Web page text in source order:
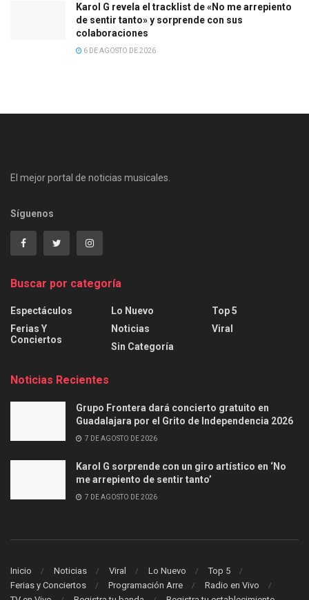
Karol G revela el tracklist de «No me arrepiento
de sentir tanto» y sorprende con sus
colaboraciones
6 DE AGOSTO DE 2026
El mejor portal de noticias musicales.
Síguenos
Buscar por categoría
Espectáculos
Ferias Y
Conciertos
Lo Nuevo
Noticias
Sin Categoría
Top 5
Viral
Noticias Recientes
Grupo Frontera dará concierto gratuito en
Guadalajara por el Grito de Independencia 2026
7 DE AGOSTO DE 2026
Karol G sorprende con un giro artístico en ‘No
me arrepiento de sentir tanto’
7 DE AGOSTO DE 2026
Inicio Noticias Viral Lo Nuevo
Top 5
Ferias y Conciertos
Programación Arre
Radio en Vivo